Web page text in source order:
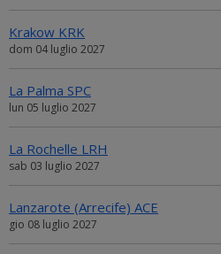
Krakow KRK
dom 04 luglio 2027
La Palma SPC
lun 05 luglio 2027
La Rochelle LRH
sab 03 luglio 2027
Lanzarote (Arrecife) ACE
gio 08 luglio 2027